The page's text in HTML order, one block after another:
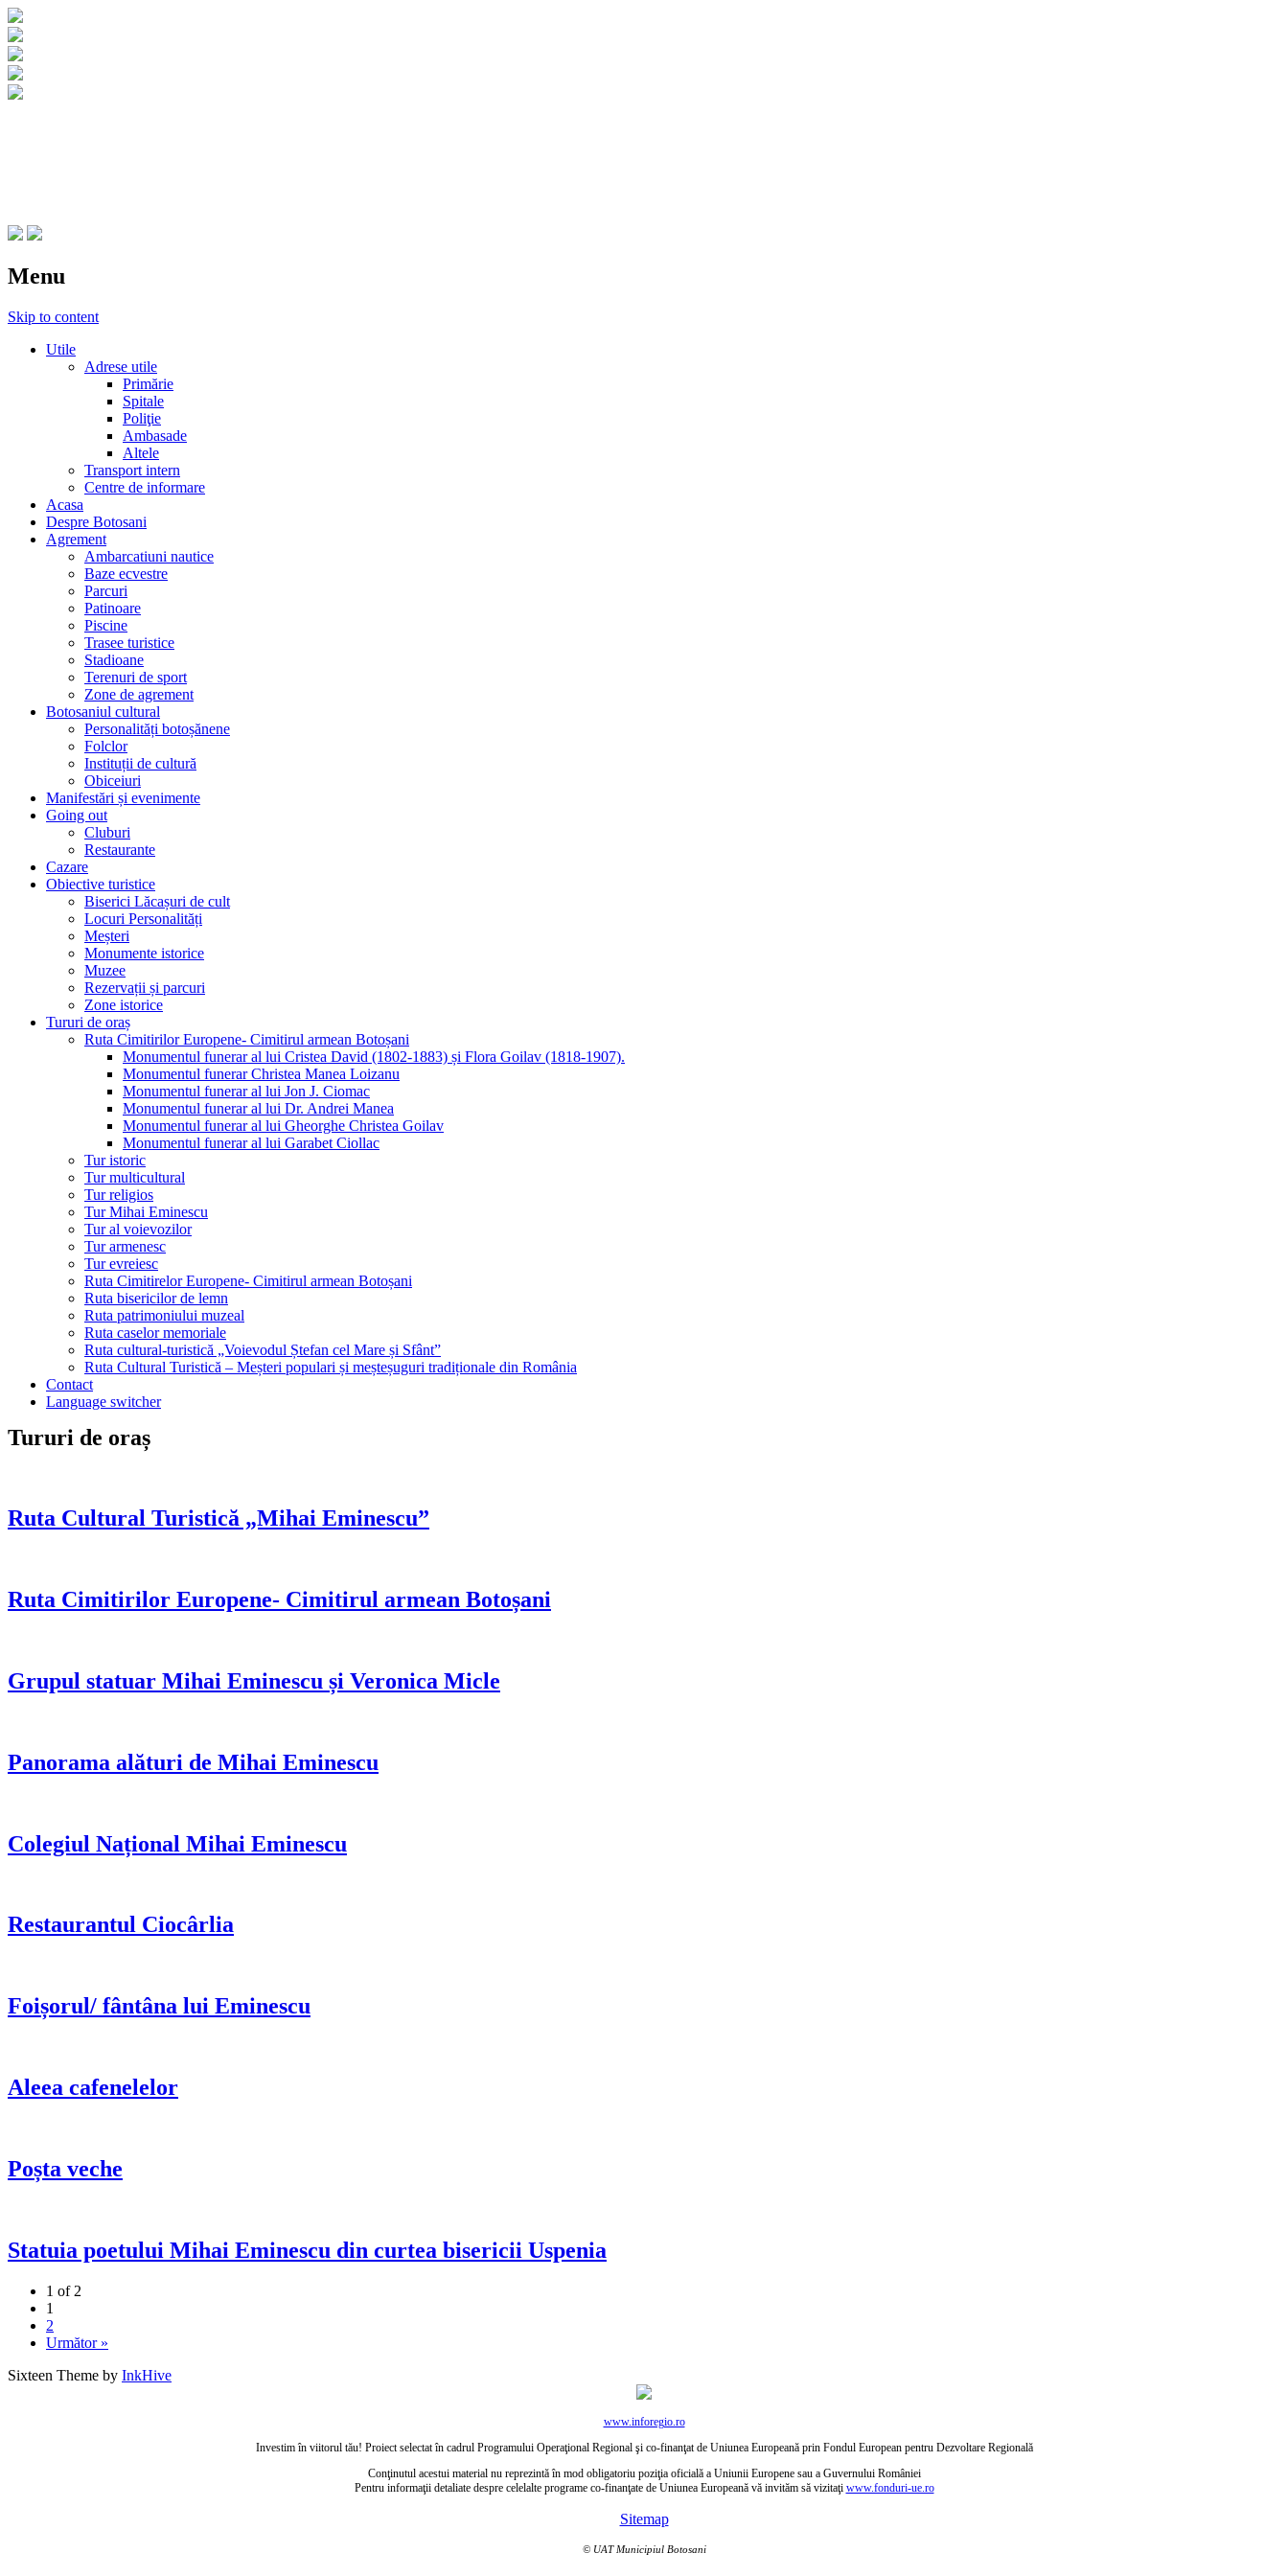
Menu
Skip to content
Utile
Adrese utile
Primărie
Spitale
Poliţie
Ambasade
Altele
Transport intern
Centre de informare
Acasa
Despre Botosani
Agrement
Ambarcatiuni nautice
Baze ecvestre
Parcuri
Patinoare
Piscine
Trasee turistice
Stadioane
Terenuri de sport
Zone de agrement
Botosaniul cultural
Personalități botoșănene
Folclor
Instituții de cultură
Obiceiuri
Manifestări și evenimente
Going out
Cluburi
Restaurante
Cazare
Obiective turistice
Biserici Lăcașuri de cult
Locuri Personalități
Meșteri
Monumente istorice
Muzee
Rezervații și parcuri
Zone istorice
Tururi de oraș
Ruta Cimitirilor Europene- Cimitirul armean Botoșani
Monumentul funerar al lui Cristea David (1802-1883) și Flora Goilav (1818-1907).
Monumentul funerar Christea Manea Loizanu
Monumentul funerar al lui Jon J. Ciomac
Monumentul funerar al lui Dr. Andrei Manea
Monumentul funerar al lui Gheorghe Christea Goilav
Monumentul funerar al lui Garabet Ciollac
Tur istoric
Tur multicultural
Tur religios
Tur Mihai Eminescu
Tur al voievozilor
Tur armenesc
Tur evreiesc
Ruta Cimitirelor Europene- Cimitirul armean Botoșani
Ruta bisericilor de lemn
Ruta patrimoniului muzeal
Ruta caselor memoriale
Ruta cultural-turistică „Voievodul Ștefan cel Mare și Sfânt”
Ruta Cultural Turistică – Meșteri populari și meșteșuguri tradiționale din România
Contact
Language switcher
Tururi de oraș
Ruta Cultural Turistică „Mihai Eminescu”
Ruta Cimitirilor Europene- Cimitirul armean Botoșani
Grupul statuar Mihai Eminescu și Veronica Micle
Panorama alături de Mihai Eminescu
Colegiul Național Mihai Eminescu
Restaurantul Ciocârlia
Foișorul/ fântâna lui Eminescu
Aleea cafenelelor
Poșta veche
Statuia poetului Mihai Eminescu din curtea bisericii Uspenia
1 of 2
1
2
Următor »
Sixteen Theme by InkHive
www.inforegio.ro
Investim în viitorul tău! Proiect selectat în cadrul Programului Operaţional Regional şi co-finanţat de Uniunea Europeană prin Fondul European pentru Dezvoltare Regională
Conţinutul acestui material nu reprezintă în mod obligatoriu poziţia oficială a Uniunii Europene sau a Guvernului României
Pentru informaţii detaliate despre celelalte programe co-finanţate de Uniunea Europeană vă invităm să vizitaţi www.fonduri-ue.ro
Sitemap
© UAT Municipiul Botosani